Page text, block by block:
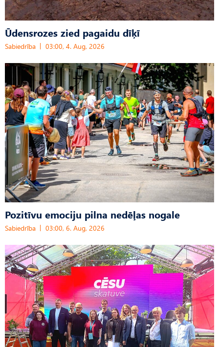
Ūdensrozes zied pagaidu dīķī
Sabiedrība 03:00, 4. Aug, 2026
Pozitīvu emociju pilna nedēļas nogale
Sabiedrība 03:00, 6. Aug, 2026